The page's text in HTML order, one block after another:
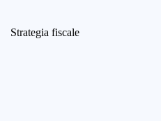
Strategia fiscale